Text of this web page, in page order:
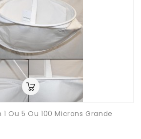
1 Ou 5 Ou 100 Microns Grande